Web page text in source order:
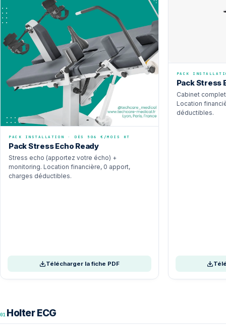
PACK INSTALLATION · DÈS 506 €/MOIS HT
Pack Stress Echo Ready
Stress echo (apportez votre écho) +
monitoring. Location financière, 0 apport,
charges déductibles.
Télécharger la fiche PDF
PACK
Pack Stress
Cabinet
Location
déductibles.
01 Holter ECG